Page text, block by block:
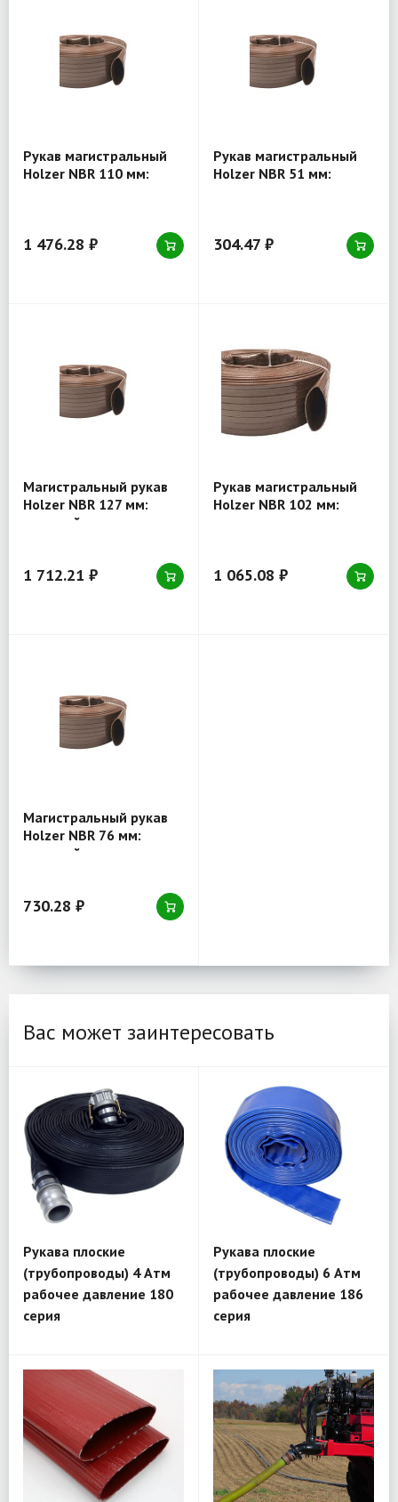
Рукав магистральный
Holzer NBR 110 мм:
1 476.28 ₽
Рукав магистральный
Holzer NBR 51 мм:
304.47 ₽
Магистральный рукав
Holzer NBR 127 мм:
прочный шланг для
1 712.21 ₽
Рукав магистральный
Holzer NBR 102 мм:
1 065.08 ₽
Магистральный рукав
Holzer NBR 76 мм:
прочный шланг для
730.28 ₽
Вас может заинтересовать
Рукава плоские
(трубопроводы) 4 Атм
рабочее давление 180
серия
Рукава плоские
(трубопроводы) 6 Атм
рабочее давление 186
серия